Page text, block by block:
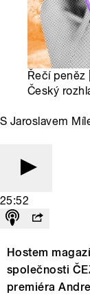
Řečí peněz
Český
S Jaroslavem
25:52
Hostem
společnosti
premiéra